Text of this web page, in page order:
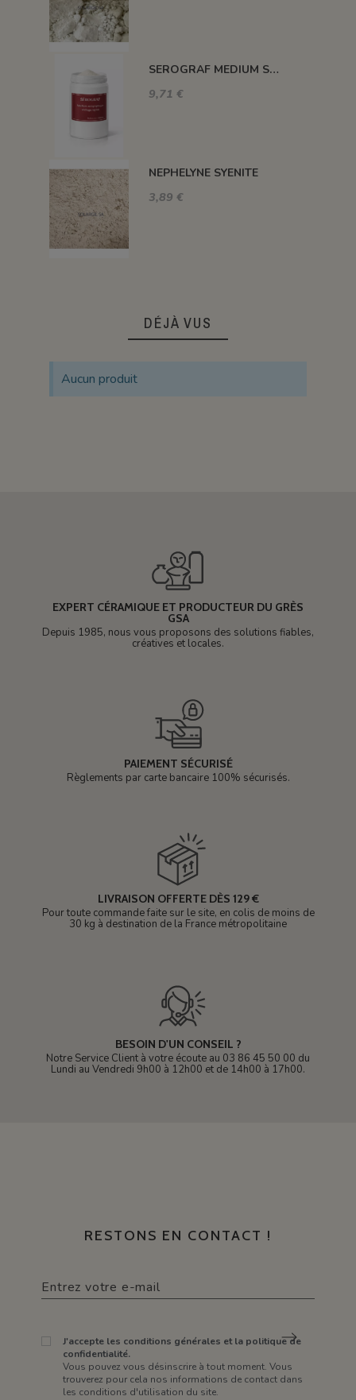
SEROGRAF MEDIUM SERIGRAPHIQUE SECHAGE RAPIDE
9,71 €
NEPHELYNE SYENITE
3,89 €
DÉJÀ VUS
Aucun produit
EXPERT CÉRAMIQUE ET PRODUCTEUR DU GRÈS
GSA
Depuis 1985, nous vous proposons des solutions fiables,
créatives et locales.
PAIEMENT SÉCURISÉ
Règlements par carte bancaire 100% sécurisés.
LIVRAISON OFFERTE DÈS 129 €
Pour toute commande faite sur le site, en colis de moins de
30 kg à destination de la France métropolitaine
BESOIN D'UN CONSEIL ?
Notre Service Client à votre écoute au 03 86 45 50 00 du
Lundi au Vendredi 9h00 à 12h00 et de 14h00 à 17h00.
RESTONS EN CONTACT !
J'accepte les conditions générales et la politique de
confidentialité.
Vous pouvez vous désinscrire à tout moment. Vous
trouverez pour cela nos informations de contact dans
les conditions d'utilisation du site.